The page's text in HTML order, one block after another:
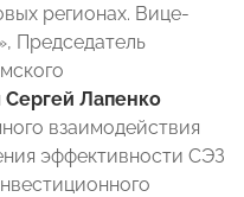
регионах. Вице-
Председатель
Сергей Лапенко
взаимодействия
эффективности СЭЗ